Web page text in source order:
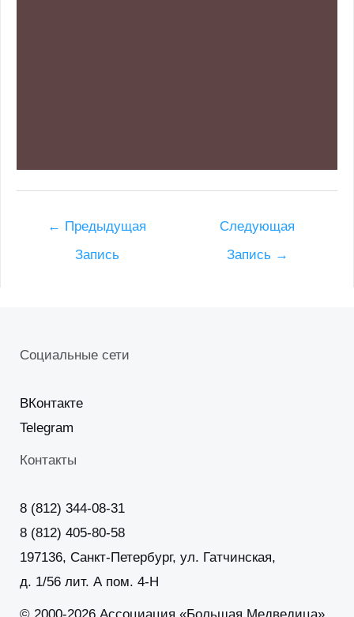
← Предыдущая
Запись
Следующая
Запись →
Социальные сети
ВКонтакте
Telegram
Контакты
8 (812) 344-08-31
8 (812) 405-80-58
197136, Санкт-Петербург, ул. Гатчинская,
д. 1/56 лит. А пом. 4-Н
© 2000-2026 Ассоциация «Большая Медведица»